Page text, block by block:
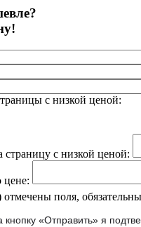
с низкой ценой:
с низкой ценой:
цене:
отмечены поля,
«Отправить» я